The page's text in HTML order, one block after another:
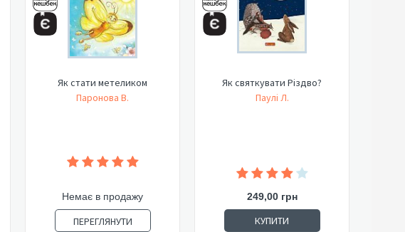
Як стати метеликом
Паронова В.
Немає в продажу
ПЕРЕГЛЯНУТИ
Як святкувати Різдво?
Паулі Л.
249,00 грн
КУПИТИ